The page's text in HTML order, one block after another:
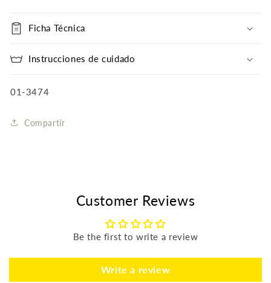
Ficha Técnica
Instrucciones de cuidado
SKU:
01-3474
Compartir
Customer Reviews
Be the first to write a review
Write a review